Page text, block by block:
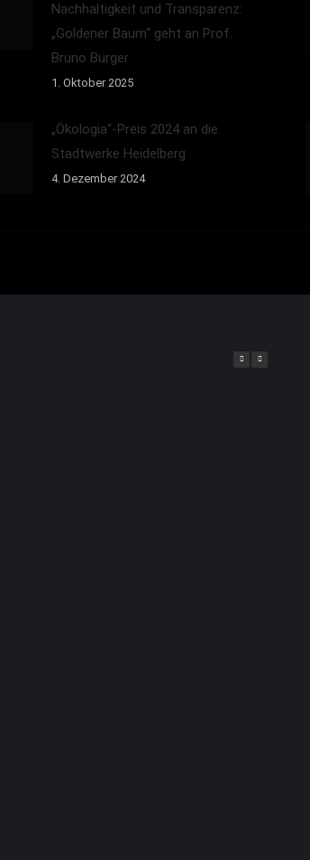
Nachhaltigkeit und Transparenz:
„Goldener Baum“ geht an Prof.
Bruno Burger
1. Oktober 2025
„Ökologia“-Preis 2024 an die
Stadtwerke Heidelberg
4. Dezember 2024